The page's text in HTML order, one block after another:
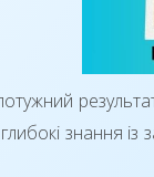
знання із